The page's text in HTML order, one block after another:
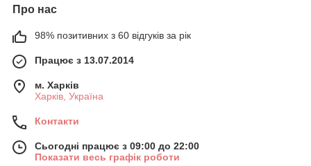
Про нас
98% позитивних з 60 відгуків за рік
Працює з 13.07.2014
м. Харків
Харків, Україна
Контакти
Сьогодні працює з 09:00 до 22:00
Показати весь графік роботи